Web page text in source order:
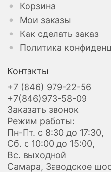
Корзина
Мои заказы
Как сделать заказ
Политика
Контакты
+7 (846) 979-22-56
+7(846)973-58-09
Заказать звонок
Режим работы:
Пн-Пт. с 8:30 до 17:30,
Сб. с 10:00 до 15:00,
Вс. выходной
Самара, Заводское